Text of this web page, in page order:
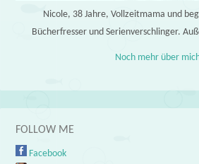
Nicole, 38 Jahre, Vollzeitmama und
Bücherfresser und Serienverschlinger.
Noch mehr über
FOLLOW ME
Facebook